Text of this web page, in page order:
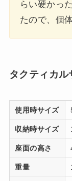
らい硬かっ
たので、個
タクティカ
使用時サイズ
収納時サイズ
座面の高さ
重量